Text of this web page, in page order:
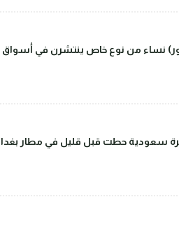
نساء من نوع خاص ينتشرن في أسواق
سعودية حطت قبل قليل في مطار